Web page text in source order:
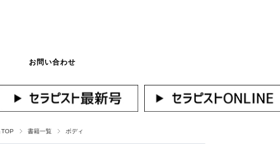
お問い合わせ
TOP 書籍一覧 ボディ